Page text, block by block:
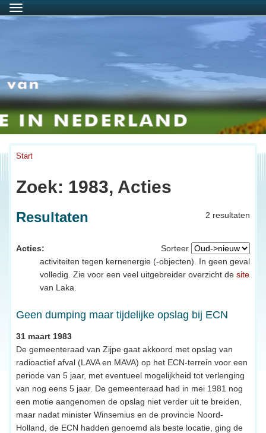
Menu
Start
Zoek: 1983, Acties
2 resultaten
Resultaten
Sorteer
Acties:
activiteiten tegen kernenergie (-objecten). In geen geval
volledig. Zie voor een veel uitgebreider overzicht de site
van Laka.
Geen dumping maar tijdelijke opslag bij ECN
31 maart 1983
De gemeenteraad van Zijpe gaat akkoord met opslag van
radioactief afval (LAVA en MAVA) op het ECN-terrein voor een
periode van 5 jaar, met eventueel mogelijkheid tot verlenging
van nog eens 5 jaar. De gemeenteraad had in mei 1981 nog
een motie aangenomen de opslag niet verder uit te breiden,
maar nadat minister Winsemius en de provincie Noord-
Holland, de ECN hadden genoemd als beste locatie, ging de